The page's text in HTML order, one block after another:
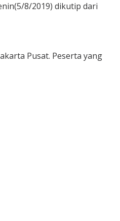
8/2019) dikutip dari
Pusat. Peserta yang